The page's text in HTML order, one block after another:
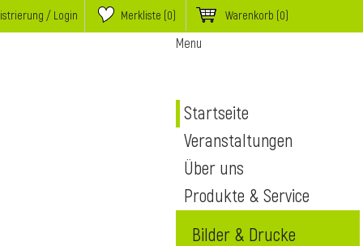
/ Login Merkliste (0) Warenkorb (0)
Menu
Startseite
Veranstaltungen
Über uns
Produkte & Service
Bilder & Drucke